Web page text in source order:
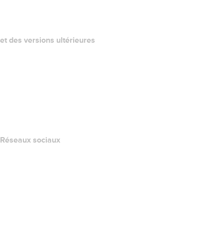
et des versions ultérieures
Réseaux sociaux